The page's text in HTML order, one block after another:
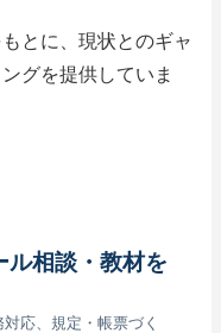
とに、現状とのギャ
グを提供していま
ル相談・教材を
応、規定・帳票づく